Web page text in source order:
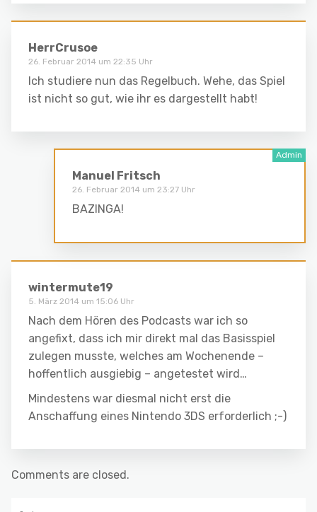
HerrCrusoe
26. Februar 2014 um 22:35 Uhr
Ich studiere nun das Regelbuch. Wehe, das Spiel
ist nicht so gut, wie ihr es dargestellt habt!
Manuel Fritsch
26. Februar 2014 um 23:27 Uhr
BAZINGA!
wintermute19
5. März 2014 um 15:06 Uhr
Nach dem Hören des Podcasts war ich so
angefixt, dass ich mir direkt mal das Basisspiel
zulegen musste, welches am Wochenende –
hoffentlich ausgiebig – angetestet wird…
Mindestens war diesmal nicht erst die
Anschaffung eines Nintendo 3DS erforderlich ;-)
Comments are closed.